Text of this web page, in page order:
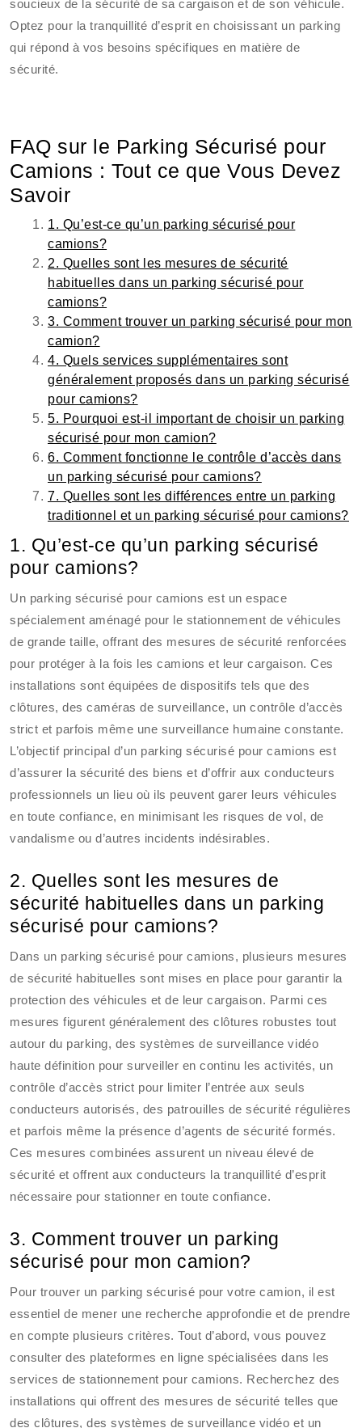
soucieux de la sécurité de sa cargaison et de son véhicule.
Optez pour la tranquillité d’esprit en choisissant un parking
qui répond à vos besoins spécifiques en matière de
sécurité.
FAQ sur le Parking Sécurisé pour
Camions : Tout ce que Vous Devez
Savoir
1. Qu’est-ce qu’un parking sécurisé pour
camions?
2. Quelles sont les mesures de sécurité
habituelles dans un parking sécurisé pour
camions?
3. Comment trouver un parking sécurisé pour mon
camion?
4. Quels services supplémentaires sont
généralement proposés dans un parking sécurisé
pour camions?
5. Pourquoi est-il important de choisir un parking
sécurisé pour mon camion?
6. Comment fonctionne le contrôle d’accès dans
un parking sécurisé pour camions?
7. Quelles sont les différences entre un parking
traditionnel et un parking sécurisé pour camions?
1. Qu’est-ce qu’un parking sécurisé
pour camions?
Un parking sécurisé pour camions est un espace
spécialement aménagé pour le stationnement de véhicules
de grande taille, offrant des mesures de sécurité renforcées
pour protéger à la fois les camions et leur cargaison. Ces
installations sont équipées de dispositifs tels que des
clôtures, des caméras de surveillance, un contrôle d’accès
strict et parfois même une surveillance humaine constante.
L’objectif principal d’un parking sécurisé pour camions est
d’assurer la sécurité des biens et d’offrir aux conducteurs
professionnels un lieu où ils peuvent garer leurs véhicules
en toute confiance, en minimisant les risques de vol, de
vandalisme ou d’autres incidents indésirables.
2. Quelles sont les mesures de
sécurité habituelles dans un parking
sécurisé pour camions?
Dans un parking sécurisé pour camions, plusieurs mesures
de sécurité habituelles sont mises en place pour garantir la
protection des véhicules et de leur cargaison. Parmi ces
mesures figurent généralement des clôtures robustes tout
autour du parking, des systèmes de surveillance vidéo
haute définition pour surveiller en continu les activités, un
contrôle d’accès strict pour limiter l’entrée aux seuls
conducteurs autorisés, des patrouilles de sécurité régulières
et parfois même la présence d’agents de sécurité formés.
Ces mesures combinées assurent un niveau élevé de
sécurité et offrent aux conducteurs la tranquillité d’esprit
nécessaire pour stationner en toute confiance.
3. Comment trouver un parking
sécurisé pour mon camion?
Pour trouver un parking sécurisé pour votre camion, il est
essentiel de mener une recherche approfondie et de prendre
en compte plusieurs critères. Tout d’abord, vous pouvez
consulter des plateformes en ligne spécialisées dans les
services de stationnement pour camions. Recherchez des
installations qui offrent des mesures de sécurité telles que
des clôtures, des systèmes de surveillance vidéo et un